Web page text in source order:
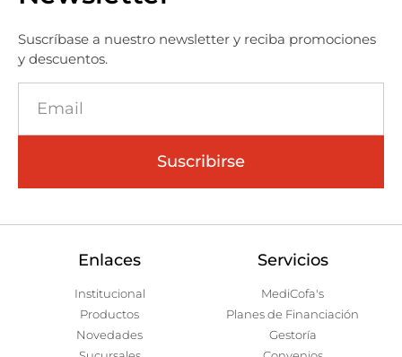
Suscríbase a nuestro newsletter y reciba promociones
y descuentos.
Suscribirse
Enlaces
Institucional
Productos
Novedades
Servicios
MediCofa's
Planes de Financiación
Gestoría